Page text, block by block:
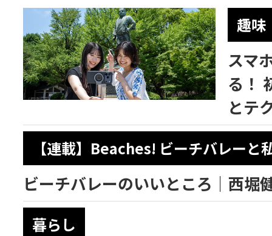
く趣味
スマ
る！
とテ
【連載】Beaches! ビーチバレーと
ビーチバレーのいいところ｜西堀
暮らし